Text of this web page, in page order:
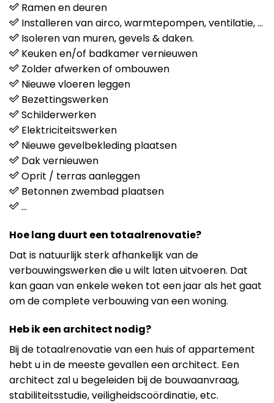
Ramen en deuren
Installeren van airco, warmtepompen, ventilatie, …
Isoleren van muren, gevels & daken.
Keuken en/of badkamer vernieuwen
Zolder afwerken of ombouwen
Nieuwe vloeren leggen
Bezettingswerken
Schilderwerken
Elektriciteitswerken
Nieuwe gevelbekleding plaatsen
Dak vernieuwen
Oprit / terras aanleggen
Betonnen zwembad plaatsen
…
Hoe lang duurt een totaalrenovatie?
Dat is natuurlijk sterk afhankelijk van de
verbouwingswerken die u wilt laten uitvoeren. Dat
kan gaan van enkele weken tot een jaar als het gaat
om de complete verbouwing van een woning.
Heb ik een architect nodig?
Bij de totaalrenovatie van een huis of appartement
hebt u in de meeste gevallen een architect. Een
architect zal u begeleiden bij de bouwaanvraag,
stabiliteitsstudie, veiligheidscoördinatie, etc.